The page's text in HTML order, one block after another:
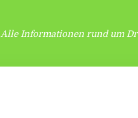
Alle Informationen rund um